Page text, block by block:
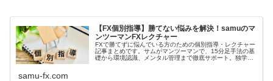
【FX個別指導】勝てない悩みを解決！samuのマ
ンツーマンFXレクチャー
FXで勝てずに悩んでいる方のための個別指導・レクチャー
記事まとめです。サムがマンツーマンで、15分足手法の基
礎から環境認識、メンタル管理まで徹底サポート。独学で
samu-fx.com